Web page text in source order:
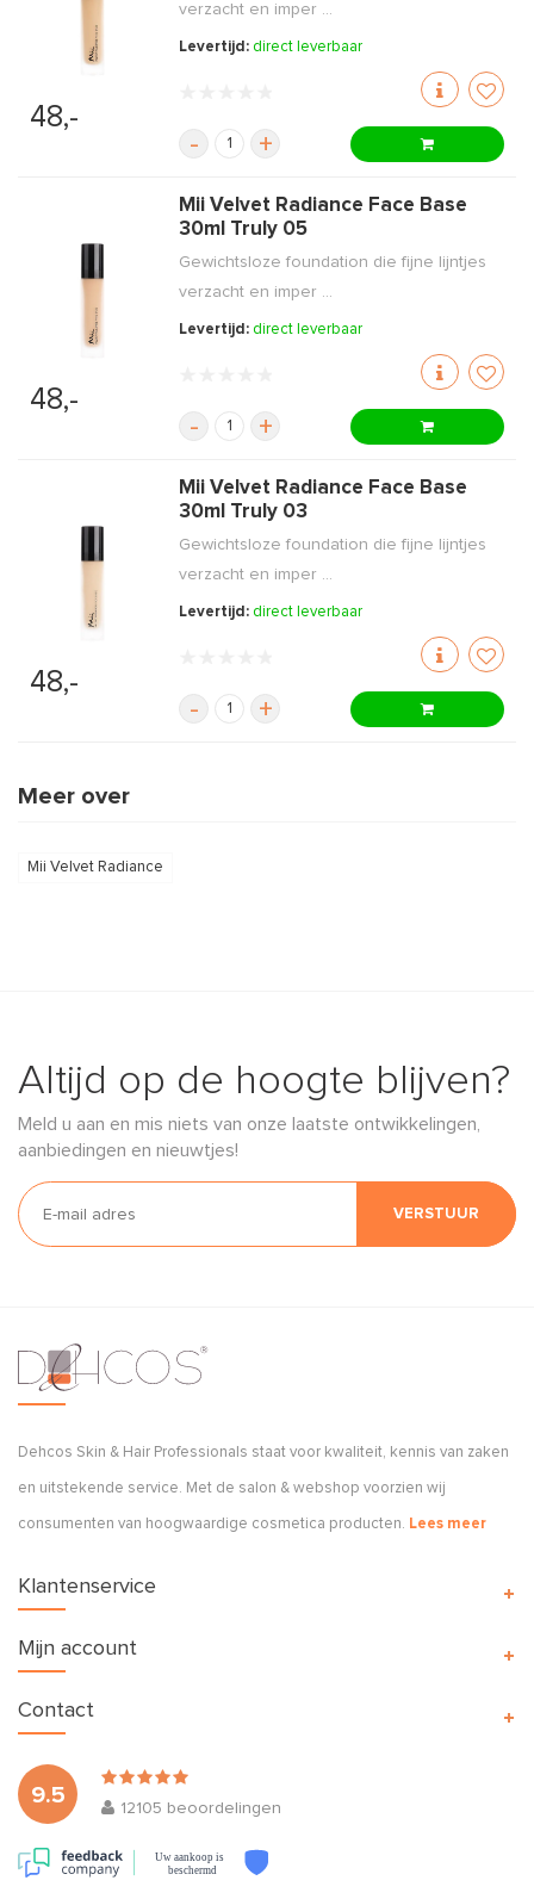
48,-
verzacht en imper ...
Levertijd: direct leverbaar
- +
48,-
Mii Velvet Radiance Face Base
30ml Truly 05
Gewichtsloze foundation die fijne lijntjes
verzacht en imper ...
Levertijd: direct leverbaar
- +
48,-
Mii Velvet Radiance Face Base
30ml Truly 03
Gewichtsloze foundation die fijne lijntjes
verzacht en imper ...
Levertijd: direct leverbaar
- +
Meer over
Mii Velvet Radiance
Altijd op de hoogte blijven?
Meld u aan en mis niets van onze laatste ontwikkelingen,
aanbiedingen en nieuwtjes!
VERSTUUR
Dehcos Skin & Hair Professionals staat voor kwaliteit, kennis van zaken
en uitstekende service. Met de salon & webshop voorzien wij
consumenten van hoogwaardige cosmetica producten. Lees meer
Klantenservice
Mijn account
9.5
12105 beoordelingen
Uw aankoop is
beschermd
Contact